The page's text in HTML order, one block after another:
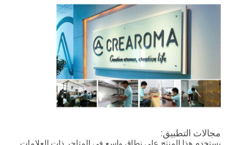
مجالات التطبيق:
يستخدم هذا المنتج على نطاق واسع في المتاجر ذات العلامات